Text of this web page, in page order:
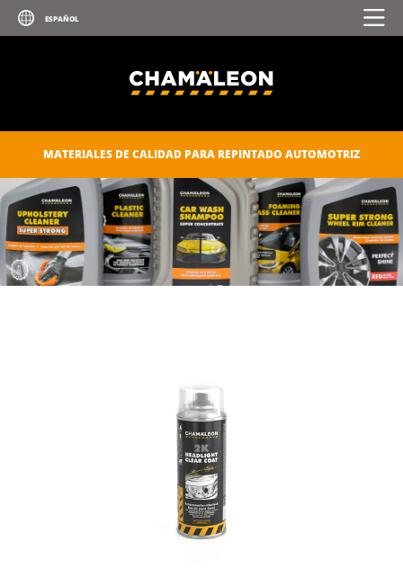
MATERIALES DE CALIDAD PARA REPINTADO AUTOMOTRIZ
RECUBRIMIENTO CON ZINC Y
REMOVEDOR DE PINTURAS
REMOVEDOR DE SILICONA
SOLVENTE RETOQUE
SPRAY EFECTO CROMADO
PULIDO
CHAM.PROTECT
CATÁLOGO DIGITAL